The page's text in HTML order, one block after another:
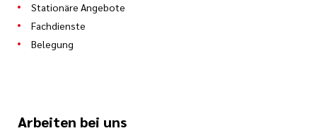
Stationäre Angebote
Fachdienste
Belegung
Arbeiten bei uns